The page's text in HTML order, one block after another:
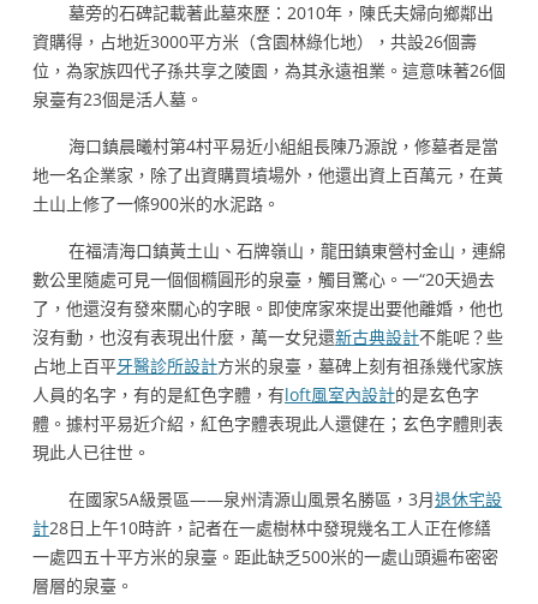
墓旁的石碑記載著此墓來歷：2010年，陳氏夫婦向鄉鄰出
資購得，占地近3000平方米（含園林綠化地），共設26個壽
位，為家族四代子孫共享之陵園，為其永遠祖業。這意味著26個
泉臺有23個是活人墓。
海口鎮晨曦村第4村平易近小組組長陳乃源說，修墓者是當
地一名企業家，除了出資購買墳場外，他還出資上百萬元，在黃
土山上修了一條900米的水泥路。
在福清海口鎮黃土山、石牌嶺山，龍田鎮東營村金山，連綿
數公里隨處可見一個個橢圓形的泉臺，觸目驚心。一“20天過去
了，他還沒有發來關心的字眼。即使席家來提出要他離婚，他也
沒有動，也沒有表現出什麼，萬一女兒還新古典設計不能呢？些
占地上百平牙醫診所設計方米的泉臺，墓碑上刻有祖孫幾代家族
人員的名字，有的是紅色字體，有loft風室內設計的是玄色字
體。據村平易近介紹，紅色字體表現此人還健在；玄色字體則表
現此人已往世。
在國家5A級景區——泉州清源山風景名勝區，3月退休宅設
計28日上午10時許，記者在一處樹林中發現幾名工人正在修繕
一處四五十平方米的泉臺。距此缺乏500米的一處山頭遍布密密
層層的泉臺。